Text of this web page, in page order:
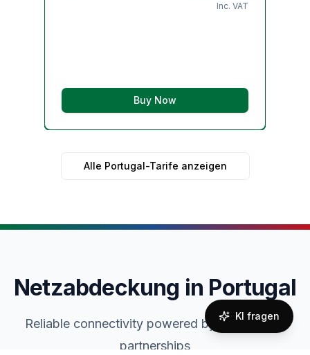
Inc. VAT
Buy Now
Alle Portugal-Tarife anzeigen
Netzabdeckung in Portugal
Reliable connectivity powered by local carrier
partnerships
KI fragen